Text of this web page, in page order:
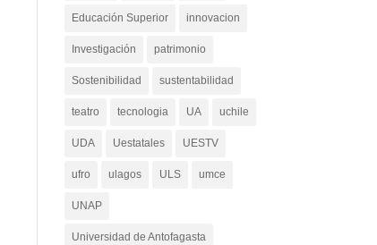
Educación Superior innovacion
Investigación patrimonio
Sostenibilidad sustentabilidad
teatro tecnologia UA uchile
UDA Uestatales UESTV
ufro ulagos ULS umce
UNAP
Universidad de Antofagasta